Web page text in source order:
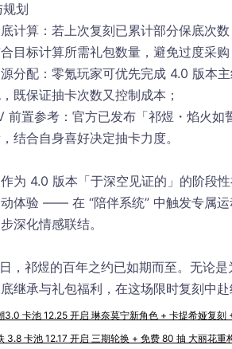
划​
计算：若上次复刻已累计部分保底次
目标计算所需礼包数量，避免过度采购
分配：零氪玩家可优先完成 4.0 版本
既保证抽卡次数又控制成本；​
前置参考：官方已发布「祁煜・焰火如
结合自身喜好决定抽卡力度。​
为 4.0 版本「于深空见证的」的阶段
体验 —— 在 “陪伴系统” 中触发专属
深化情感联结。​
，祁煜的百年之约已如期而至。无论
继承与礼包福利，在这场限时复刻中
3.0 卡池 12.25 开启 琳奈莫宁新角色 + 卡提希娅复
3.8 卡池 12.17 开启 三期轮换 + 免费 80 抽 大丽花重